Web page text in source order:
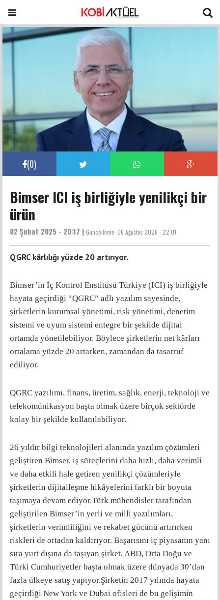
(0)
Bimser ICI iş birliğiyle yenilikçi bir
ürün
02 Şubat 2025 - 20:17 | Güncelleme: 06 Ağustos 2026 - 22:01
QGRC kârlılığı yüzde 20 artırıyor.
Bimser’in İç Kontrol Enstitüsü Türkiye (ICI) iş birliğiyle
hayata geçirdiği “QGRC” adlı yazılım sayesinde,
şirketlerin kurumsal yönetimi, risk yönetimi, denetim
sistemi ve uyum sistemi entegre bir şekilde dijital
ortamda yönetilebiliyor. Böylece şirketlerin net kârları
ortalama yüzde 20 artarken, zamandan da tasarruf
ediliyor.
QGRC yazılımı, finans, üretim, sağlık, enerji, teknoloji ve
telekomünikasyon başta olmak üzere birçok sektörde
kolay bir şekilde kullanılabiliyor.
26 yıldır bilgi teknolojileri alanında yazılım çözümleri
geliştiren Bimser, iş süreçlerini daha hızlı, daha verimli
ve daha etkili hale getiren yenilikçi çözümleriyle
şirketlerin dijitalleşme hikâyelerini farklı bir boyuta
taşımaya devam ediyor.Türk mühendisler tarafından
geliştirilen Bimser’in yerli ve milli yazılımları,
şirketlerin verimliliğini ve rekabet gücünü artırırken
riskleri de ortadan kaldırıyor. Başarısını iç piyasanın yanı
sıra yurt dışına da taşıyan şirket, ABD, Orta Doğu ve
Türki Cumhuriyetler başta olmak üzere dünyada 30’dan
fazla ülkeye satış yapıyor.Şirketin 2017 yılında hayata
geçirdiği New York ve Dubai ofisleri de bu gelişimin